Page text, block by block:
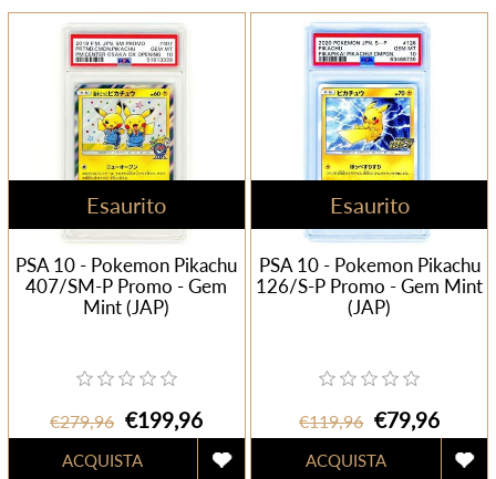
Esaurito
PSA 10 - Pokemon Pikachu
407/SM-P Promo - Gem
Mint (JAP)
€279,96 €199,96
Esaurito
PSA 10 - Pokemon Pikachu
126/S-P Promo - Gem Mint
(JAP)
€119,96 €79,96